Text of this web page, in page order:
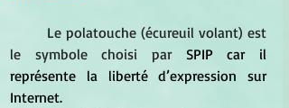
Le polatouche (écureuil volant) est
le symbole choisi par SPIP car il
représente la liberté d’expression sur
Internet.